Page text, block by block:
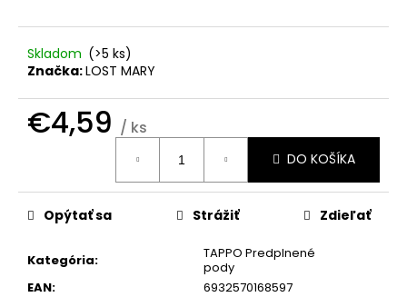
Skladom (>5 ks)
Značka:LOST MARY
€4,59 / ks
DO KOŠÍKA
Kategória:
TAPPO Predplnené
pody
EAN:
6932570168597
Opýtať sa Strážiť Zdieľať
HĽADAŤ
O
d
č
m
e